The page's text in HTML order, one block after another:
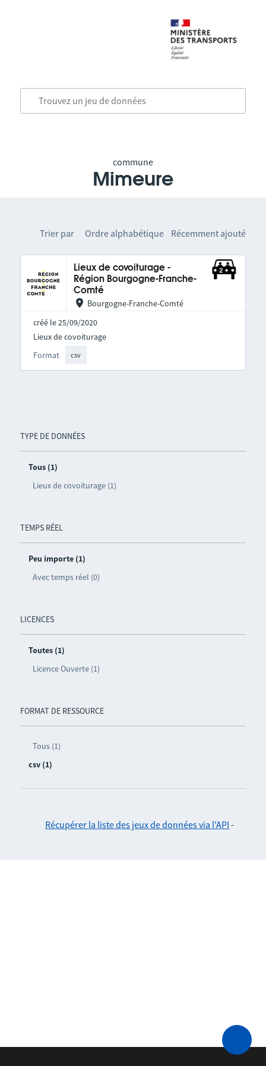
commune
Mimeure
TYPE DE DONNÉES
Tous (1)
Lieux de covoiturage (1)
TEMPS RÉEL
Peu importe (1)
Avec temps réel (0)
LICENCES
Toutes (1)
Licence Ouverte (1)
FORMAT DE RESSOURCE
Tous (1)
csv (1)
Trier par Ordre alphabétique Récemment ajouté
Lieux de covoiturage -
Région Bourgogne-Franche-
Comté
Bourgogne-Franche-Comté
créé le 25/09/2020
Format csv
Lieux de covoiturage
Récupérer la liste des jeux de données via l'API -